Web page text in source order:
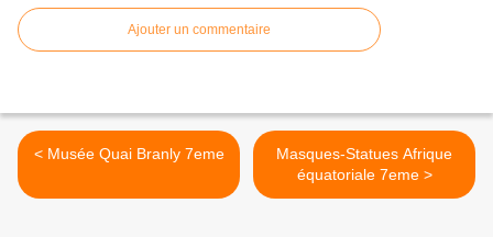
Ajouter un commentaire
< Musée Quai Branly 7eme
Masques-Statues Afrique
équatoriale 7eme >